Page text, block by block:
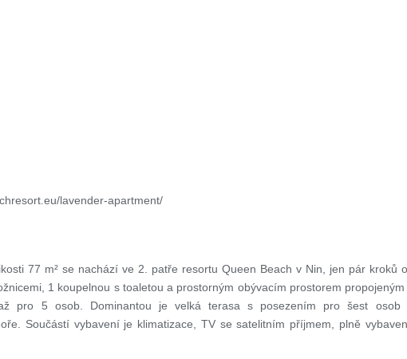
lavender-apartment/
77 m² se nachází ve 2. patře resortu Queen Beach v Nin, jen pár kroků
1 koupelnou s toaletou a prostorným obývacím prostorem propojeným
pro 5 osob. Dominantou je velká terasa s posezením pro šest osob
Součástí vybavení je klimatizace, TV se satelitním příjmem, plně